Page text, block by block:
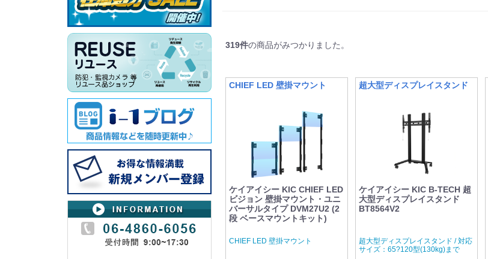
319件の商品がみつかりました。
CHIEF LED 壁掛マウント
ケイアイシー KIC CHIEF LED
ビジョン 壁掛マウント・ユニ
バーサルタイプ DVM27U2 (2
段 ベースマウントキット)
CHIEF LED 壁掛マウント
超大型ディスプレイスタンド
ケイアイシー KIC B-TECH 超
大型ディスプレイスタンド
BT8564V2
超大型ディスプレイスタンド / 対応
サイズ：65?120型(130kg)まで